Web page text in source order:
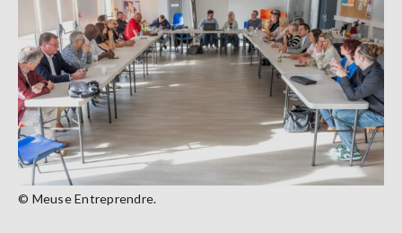
© Meuse Entreprendre.